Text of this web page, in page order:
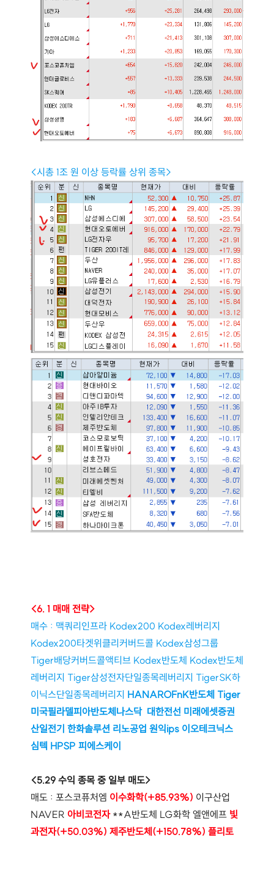
<시총 1조 원 이상 등락률 상위 종목>
<6. 1 매매 전략>
매수 : 맥쿼리인프라 Kodex200 Kodex레버리지
Kodex200타겟위클리커버드콜 Kodex삼성그룹
Tiger배당커버드콜액티브 Kodex반도체 Kodex반도체
레버리지 Tiger삼성전자단일종목레버리지 TigerSK하
이닉스단일종목레버리지 HANAROFnK반도체 Tiger
미국필라델피아반도체나스닥 대한전선 미래에셋증권
산일전기 한화솔루션 리노공업 원익ips 이오테크닉스
심텍 HPSP 피에스케이
<5.29 수익 종목 중 일부 매도>
매도 : 포스코퓨처엠 이수화학(+85.93%) 이구산업
NAVER 아비코전자 **A반도체 LG화학 엘앤에프 빛
과전자(+50.03%) 제주반도체(+150.78%) 플리토